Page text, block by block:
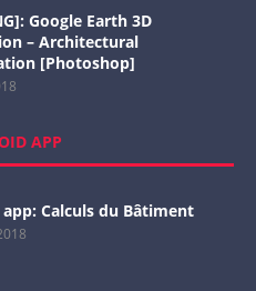
Google Earth 3D
– Architectural
[Photoshop]
APP
Calculs du Bâtiment